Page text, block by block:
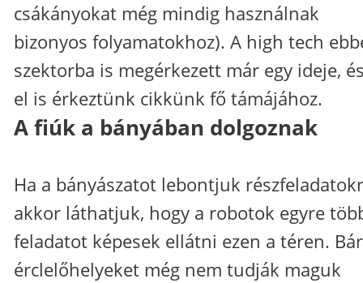
csákányokat még mindig használnak
bizonyos folyamatokhoz). A high tech
szektorba is megérkezett már egy ideje,
el is érkeztünk cikkünk fő támájához.
A fiúk a bányában dolgoznak
Ha a bányászatot lebontjuk
akkor láthatjuk, hogy a robotok egyre
feladatot képesek ellátni ezen a téren.
érclelőhelyeket még nem tudják maguk